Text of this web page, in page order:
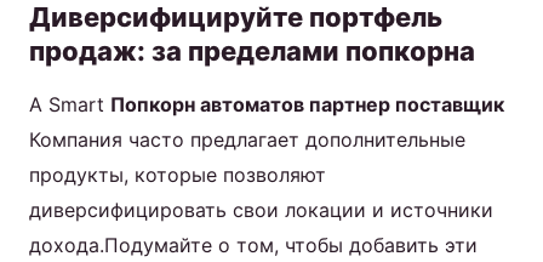
Диверсифицируйте портфель
продаж: за пределами попкорна
A Smart Попкорн автоматов партнер поставщик
Компания часто предлагает дополнительные
продукты, которые позволяют
диверсифицировать свои локации и источники
дохода.Подумайте о том, чтобы добавить эти